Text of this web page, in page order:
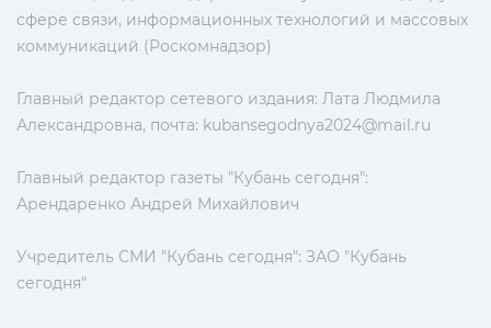
сфере связи, информационных технологий и массовых
коммуникаций (Роскомнадзор)
Главный редактор сетевого издания: Лата Людмила
Александровна, почта: kubansegodnya2024@mail.ru
Главный редактор газеты "Кубань сегодня":
Арендаренко Андрей Михайлович
Учредитель СМИ "Кубань сегодня": ЗАО "Кубань
сегодня"